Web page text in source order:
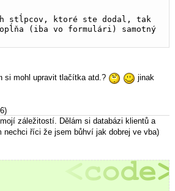
stĺpcov, ktoré ste dodal, tak
(iba vo formulári) samotný
si mohl upravit tlačítka atd.?
jinak
záležitostí. Dělám si databázi klientů a
říci že jsem bůhví jak dobrej ve vba)